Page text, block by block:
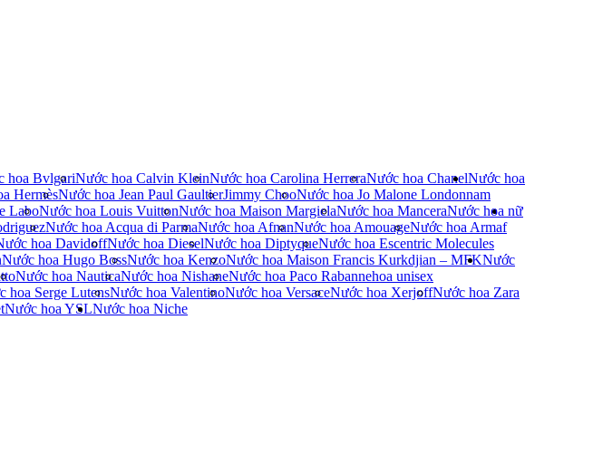
hoa BvlgariNước hoa Calvin KleinNước hoa Carolina HerreraNước hoa Chanel
HermèsNước hoa Jean Paul GaultierJimmy ChooNước hoa Jo Malone London
LaboNước hoa Louis VuittonNước hoa Maison MargielaNước hoa Mancera
Nước hoa Acqua di ParmaNước hoa AfnanNước hoa AmouageNước hoa Armaf
hoa DavidoffNước hoa DieselNước hoa DiptyqueNước hoa Escentric Molecules
Nước hoa Hugo BossNước hoa KenzoNước hoa Maison Francis Kurkdjian – MFK
Nước hoa NauticaNước hoa NishaneNước hoa Paco Rabanne
hoa Serge LutensNước hoa ValentinoNước hoa VersaceNước hoa XerjoffNước hoa Zara
Nước hoa YSL
Nước hoa
nam
Nước hoa nữ
Nước
hoa unisex
Nước hoa Niche